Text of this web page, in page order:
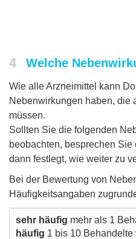
4 Welche
Wie alle Arzneimittel kann
Nebenwirkungen haben, die
müssen.
Sollten Sie die folgenden
beobachten, besprechen Sie
dann festlegt, wie weiter zu
Bei der Bewertung von
Häufigkeitsangaben
sehr häufig mehr als 1
häufig 1 bis 10 Behandelte